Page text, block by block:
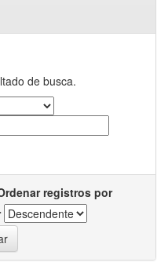
de busca.
registros por